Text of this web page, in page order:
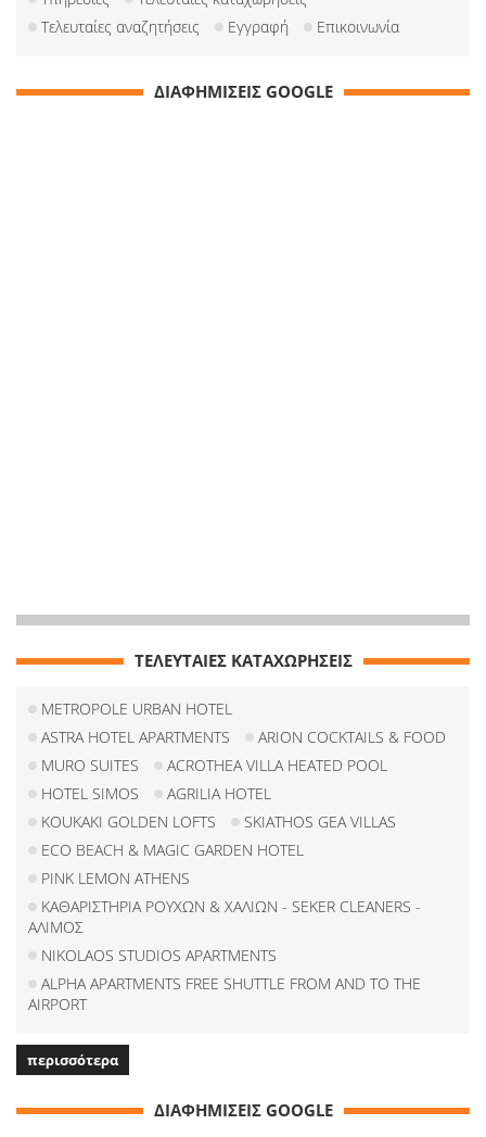
Τελευταίες αναζητήσεις
Εγγραφή Επικοινωνία
ΔΙΑΦΗΜΙΣΕΙΣ GOOGLE
ΤΕΛΕΥΤΑΙΕΣ ΚΑΤΑΧΩΡΗΣΕΙΣ
METROPOLE URBAN HOTEL
ASTRA HOTEL APARTMENTS
ARION COCKTAILS & FOOD
MURO SUITES
ACROTHEA VILLA HEATED POOL
HOTEL SIMOS
AGRILIA HOTEL
KOUKAKI GOLDEN LOFTS
SKIATHOS GEA VILLAS
ECO BEACH & MAGIC GARDEN HOTEL
PINK LEMON ATHENS
ΚΑΘΑΡΙΣΤΗΡΙΑ ΡΟΥΧΩΝ & ΧΑΛΙΩΝ - SEKER CLEANERS -
ΑΛΙΜΟΣ
NIKOLAOS STUDIOS APARTMENTS
ALPHA APARTMENTS FREE SHUTTLE FROM AND TO THE
AIRPORT
περισσότερα
ΔΙΑΦΗΜΙΣΕΙΣ GOOGLE